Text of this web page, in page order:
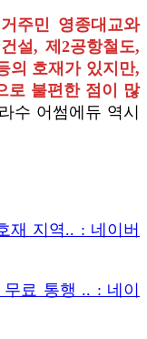
주민 영종대교와
설, 제2공항철도,
의 호재가 있지만,
로 불편한 점이 많
수 어썸에듀 역시
재 지역.. : 네이버
료 통행 .. : 네이